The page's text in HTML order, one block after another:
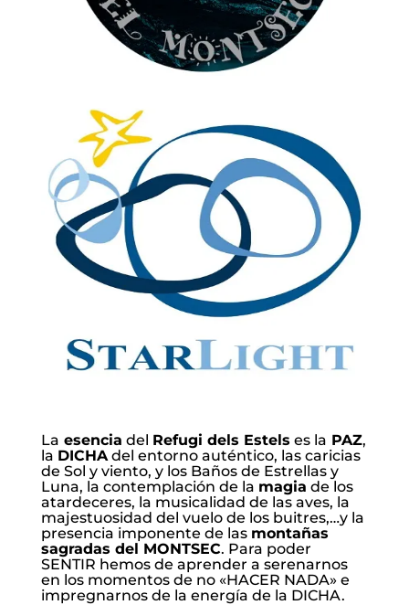
La esencia del Refugi dels Estels es la PAZ,
la DICHAdel entorno auténtico, las caricias
de Sol y viento, y los Baños de Estrellas y
Luna, la contemplación de la magia de los
atardeceres, la musicalidad de las aves, la
majestuosidad del vuelo de los buitres,…y la
presencia imponente de las montañas
sagradas del MONTSEC. Para poder
SENTIR hemos de aprender a serenarnos
en los momentos de no «HACER NADA» e
impregnarnos de la energía de la DICHA.